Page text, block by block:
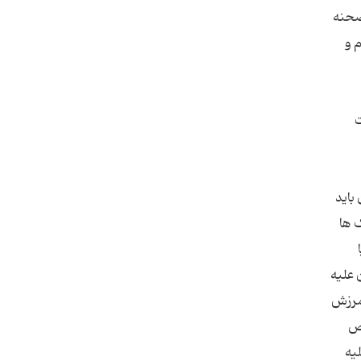
و
ها
علیه
(تحف العقول، ص 296؛ شرح نهج البلاغه، ج 6، ص
(علیه